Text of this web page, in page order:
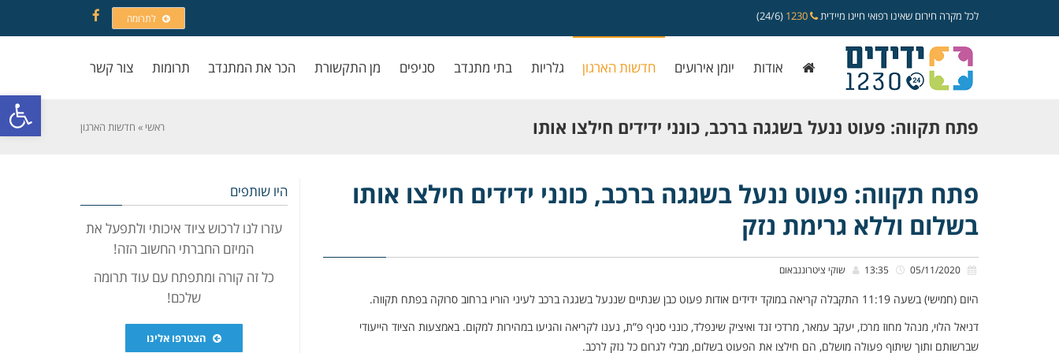
פתח
לכל מקרה חירום שאינו רפואי חייגו מיידית (24/6) לתרומה
Facebook
אודות יומן אירועים חדשות הארגון גלריות בתי מתנדב סניפים מן התקשורת הכר את המתנדב תרומות צור קשר
פתח תקווה: פעוט ננעל בשגגה ברכב, כונני ידידים חילצו אותו
בשלום וללא גרימת נזק
ראשי » חדשות הארגון
פתח תקווה: פעוט ננעל בשגגה ברכב, כונני ידידים חילצו אותו
בשלום וללא גרימת נזק
שוקי ציטרוננבאום
היום (חמישי) בשעה 11:19 התקבלה קריאה במוקד ידידים אודות פעוט כבן שנתיים שננעל בשגגה ברכב לעיני הוריו ברחוב סרוקה בפתח תקווה.
דניאל הלוי, מנהל מחוז מרכז, יעקב עמאר, מרדכי זנד ואיציק שינפלד, כונני סניף פ”ת, נענו לקריאה והגיעו במהירות למקום. באמצעות הציוד הייעודי
שברשותם ותוך שיתוף פעולה מושלם, הם חילצו את הפעוט בשלום, מבלי לגרום כל נזק לרכב.
היו שותפים
עזרו לנו לרכוש ציוד איכותי ולתפעל את
המיזם החברתי החשוב הזה!
כל זה קורה ומתפתח עם עוד תרומה
שלכם!
הצטרפו אלינו